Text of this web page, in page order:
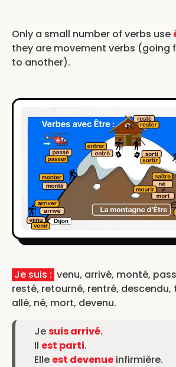
Only a small number of verbs use
they are movement verbs (going
to another).
Je suis : venu, arrivé, monté,
resté, retourné, rentré,
allé, né, mort, devenu.
Jesuis arrivé.
Il est parti.
Elle est devenue infirmière.